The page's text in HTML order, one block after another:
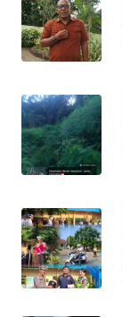
LKKI
PORTAL
KONSUMEN
ALPERKLINAS